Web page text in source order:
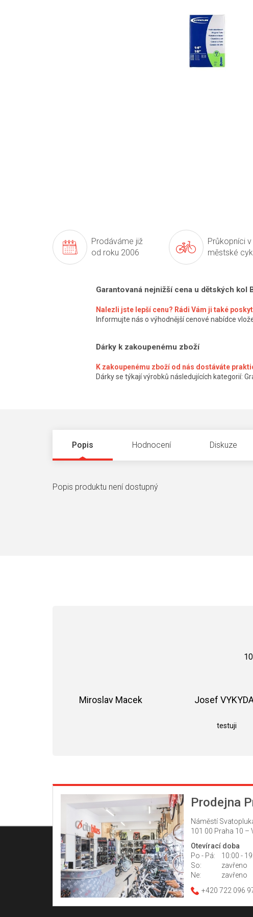
Prodáváme již
od roku 2006
Průkopníci v
městské
Garantovaná nejnižší cena u dětských kol
Nalezli jste lepší cenu? Rádi Vám ji také
Informujte nás o výhodnější cenové nabídce
Dárky k zakoupenému zboží
K zakoupenému zboží od nás dostáváte
Dárky se týkají výrobků následujících kategorií:
Popis Hodnocení Diskuze
Popis produktu není dostupný
Miroslav Macek Josef
testuji
Prodejna
Náměstí
101 00 Praha 10 –
Otevírací doba
Po - Pá:
10:00 -
So:
zavřeno
Ne:
zavřeno
+420 722 096